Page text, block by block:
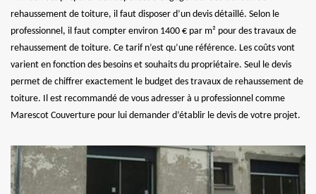
rehaussement de toiture, il faut disposer d’un devis détaillé. Selon le
professionnel, il faut compter environ 1400 € par m² pour des travaux de
rehaussement de toiture. Ce tarif n’est qu’une référence. Les coûts vont
varient en fonction des besoins et souhaits du propriétaire. Seul le devis
permet de chiffrer exactement le budget des travaux de rehaussement de
toiture. Il est recommandé de vous adresser à u professionnel comme
Marescot Couverture pour lui demander d’établir le devis de votre projet.